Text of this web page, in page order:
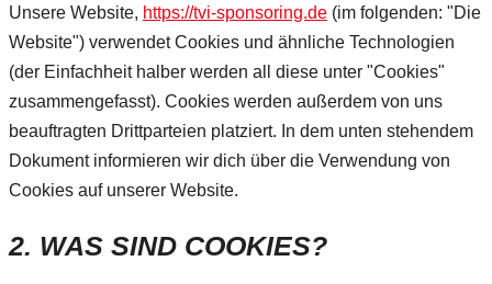
Unsere Website, https://tvi-sponsoring.de (im folgenden: "Die
Website") verwendet Cookies und ähnliche Technologien
(der Einfachheit halber werden all diese unter "Cookies"
zusammengefasst). Cookies werden außerdem von uns
beauftragten Drittparteien platziert. In dem unten stehendem
Dokument informieren wir dich über die Verwendung von
Cookies auf unserer Website.
2. WAS SIND COOKIES?